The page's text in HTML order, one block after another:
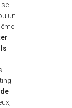
se
un